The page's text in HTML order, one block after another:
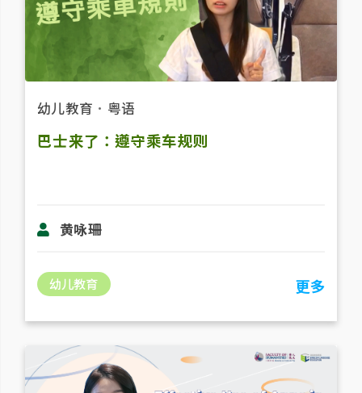
幼儿教育 ． 粤语
巴士来了：遵守乘车规则
黄咏珊
幼儿教育 更多